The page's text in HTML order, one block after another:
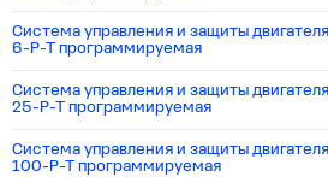
Система управления и защиты
6-P-T программируемая
Система управления и защиты
25-P-T программируемая
Система управления и защиты
100-P-T программируемая